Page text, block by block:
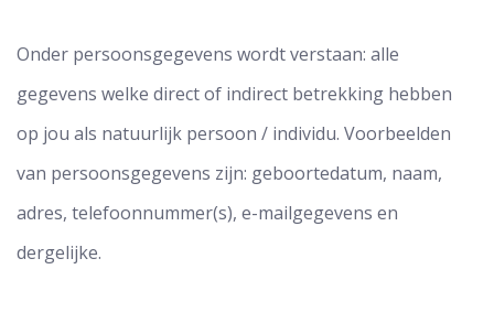
Onder persoonsgegevens wordt verstaan: alle
gegevens welke direct of indirect betrekking hebben
op jou als natuurlijk persoon / individu. Voorbeelden
van persoonsgegevens zijn: geboortedatum, naam,
adres, telefoonnummer(s), e-mailgegevens en
dergelijke.